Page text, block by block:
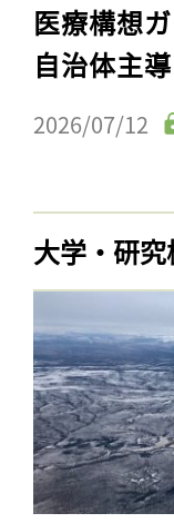
医療構想
自治体主
2026/07/12
大学・研究